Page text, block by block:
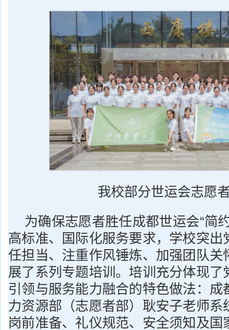
我校部分世运会志愿
为确保志愿者胜任成都世运会“简
高标准、国际化服务要求，学校突出
任担当、注重作风锤炼、加强团队关
展了系列专题培训。培训充分体现了
引领与服务能力融合的特色做法：成
力资源部（志愿者部）耿安子老师系
岗前准备、礼仪规范、安全须知及国